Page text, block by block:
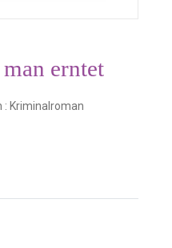
erntet
: Kriminalroman